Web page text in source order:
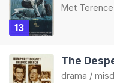
13
Met
The
drama /